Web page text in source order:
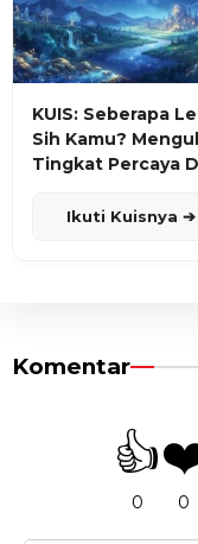
KUIS: Seberapa
Sih Kamu?
Tingkat Percaya
Ikuti Kuisnya ➔
Komentar
👍
0 0